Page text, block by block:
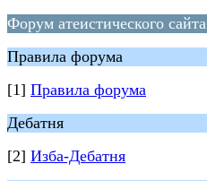
Форум атеистического сайта
Правила форума
[1] Правила форума
Дебатня
[2] Изба-Дебатня